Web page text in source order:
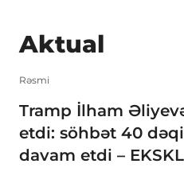
Aktual
Rəsmi
Tramp İlham
etdi: söhbət 40
davam etdi –